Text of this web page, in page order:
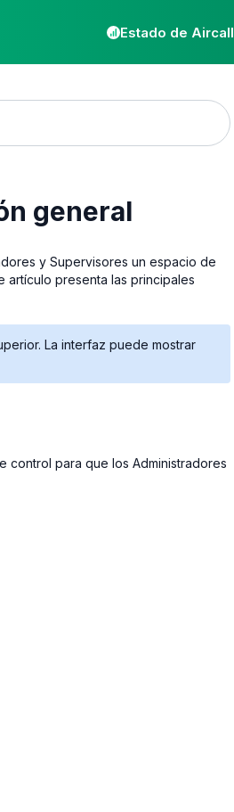
Estado de Aircall
general
y Supervisores un espacio de
artículo presenta las principales
La interfaz puede mostrar
control para que los Administradores